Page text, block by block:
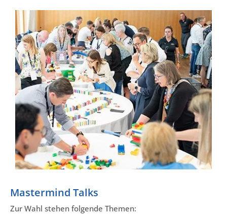
Mastermind Talks
Zur Wahl stehen folgende Themen: